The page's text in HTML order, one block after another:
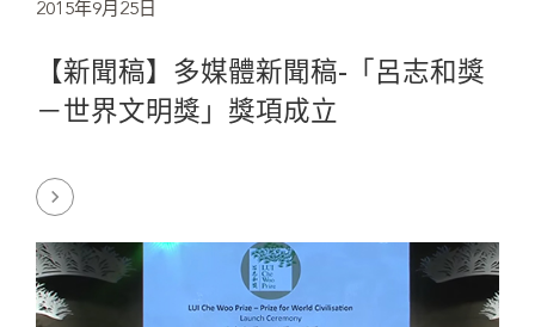
2015年9月25日
【新聞稿】多媒體新聞稿-「呂志和獎
－世界文明獎」獎項成立